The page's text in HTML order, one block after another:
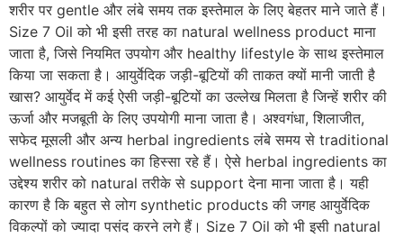
शरीर पर gentle और लंबे समय तक इस्तेमाल के लिए बेहतर माने जाते हैं।
Size 7 Oil को भी इसी तरह का natural wellness product माना
जाता है, जिसे नियमित उपयोग और healthy lifestyle के साथ इस्तेमाल
किया जा सकता है। आयुर्वेदिक जड़ी-बूटियों की ताकत क्यों मानी जाती है
खास? आयुर्वेद में कई ऐसी जड़ी-बूटियों का उल्लेख मिलता है जिन्हें शरीर की
ऊर्जा और मजबूती के लिए उपयोगी माना जाता है। अश्वगंधा, शिलाजीत,
सफेद मूसली और अन्य herbal ingredients लंबे समय से traditional
wellness routines का हिस्सा रहे हैं। ऐसे herbal ingredients का
उद्देश्य शरीर को natural तरीके से support देना माना जाता है। यही
कारण है कि बहुत से लोग synthetic products की जगह आयुर्वेदिक
विकल्पों को ज्यादा पसंद करने लगे हैं। Size 7 Oil को भी इसी natural